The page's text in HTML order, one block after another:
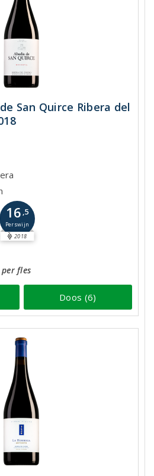
San Quirce Ribera del
16 ,5
Perswijn
2018
fles
Doos (6)